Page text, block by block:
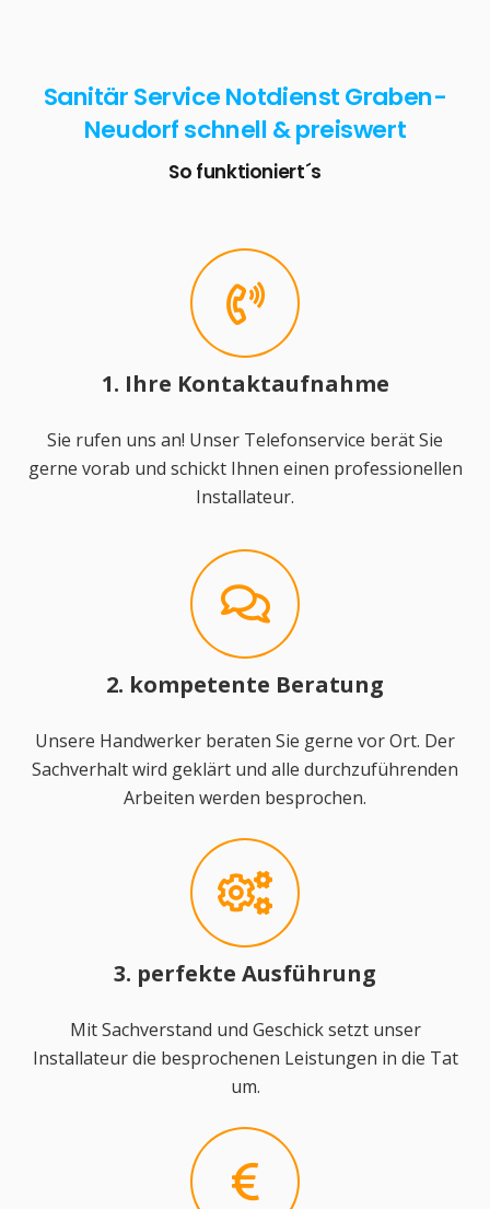
Sanitär Service Notdienst Graben-
Neudorf schnell & preiswert
So funktioniert´s
1. Ihre Kontaktaufnahme
Sie rufen uns an! Unser Telefonservice berät Sie
gerne vorab und schickt Ihnen einen professionellen
Installateur.
2. kompetente Beratung
Unsere Handwerker beraten Sie gerne vor Ort. Der
Sachverhalt wird geklärt und alle durchzuführenden
Arbeiten werden besprochen.
3. perfekte Ausführung
Mit Sachverstand und Geschick setzt unser
Installateur die besprochenen Leistungen in die Tat
um.